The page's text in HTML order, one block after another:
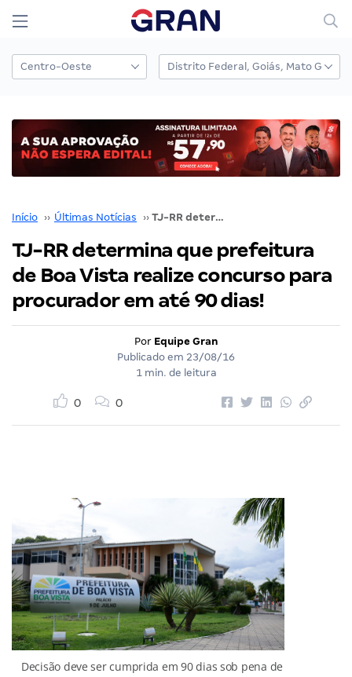
Início ›› Últimas Notícias ›› TJ-RR determina que prefeitura de Boa Vista realize concurso para procurador em até 90 dias!
TJ-RR determina que prefeitura
de Boa Vista realize concurso para
procurador em até 90 dias!
Por Equipe Gran
Publicado em 23/08/16
1 min. de leitura
0 0
Decisão deve ser cumprida em 90 dias sob pena de